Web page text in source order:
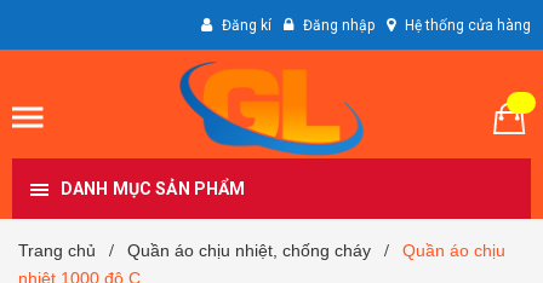
Đăng kí Đăng nhập Hệ thống cửa hàng
DANH MỤC SẢN PHẨM
Trang chủ / Quần áo chịu nhiệt, chống cháy /
Quần áo chịu
nhiệt 1000 độ C